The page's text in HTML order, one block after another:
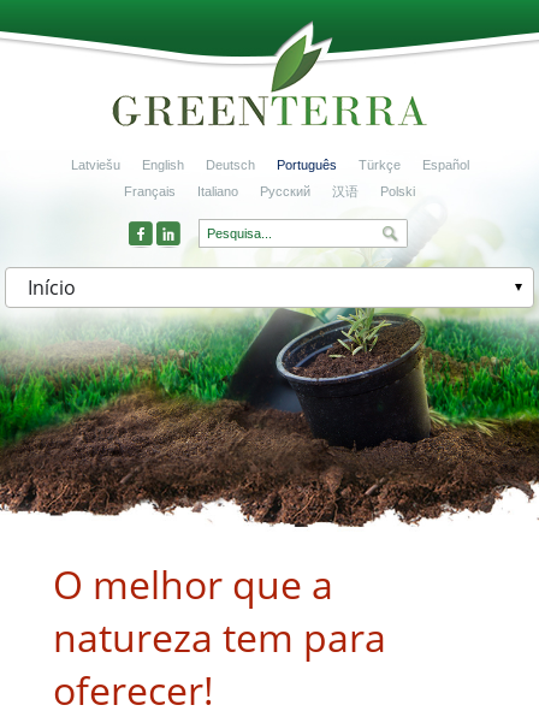
Latviešu English Deutsch Português Türkçe
Español
Français
Italiano Русский 汉语 Polski
Início
O melhor que a
natureza tem para
oferecer!